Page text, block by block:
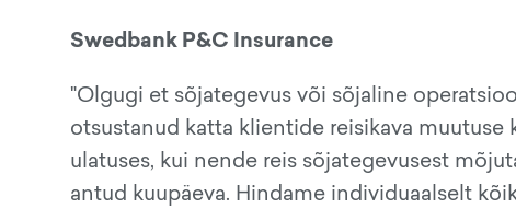
Swedbank P&C Insurance
"Olgugi et sõjategevus või sõjaline
otsustanud katta klientide reisikava
ulatuses, kui nende reis sõjategevusest
antud kuupäeva. Hindame individuaalselt